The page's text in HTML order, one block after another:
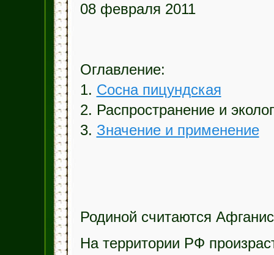
08 февраля 2011
Оглавление:
1. Сосна пицундская
2. Распространение и
3. Значение и применение
Родиной считаются
На территории РФ